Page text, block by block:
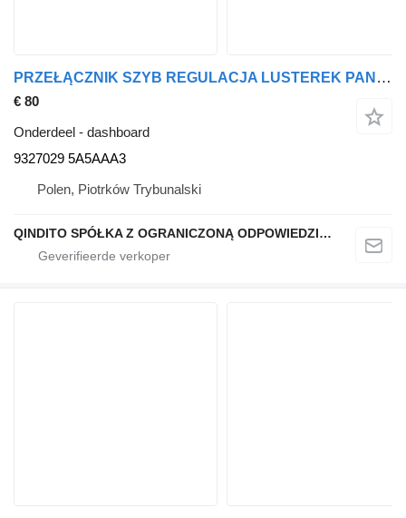
PRZEŁĄCZNIK SZYB REGULACJA LUSTEREK PANEL PRZÓD LEWY 9327029 5A5AAA3 dashboard voor BMW X5 G05 auto
€ 80
Onderdeel - dashboard
9327029 5A5AAA3
Polen, Piotrków Trybunalski
QINDITO SPÓŁKA Z OGRANICZONĄ ODPOWIEDZIALNOŚCIĄ